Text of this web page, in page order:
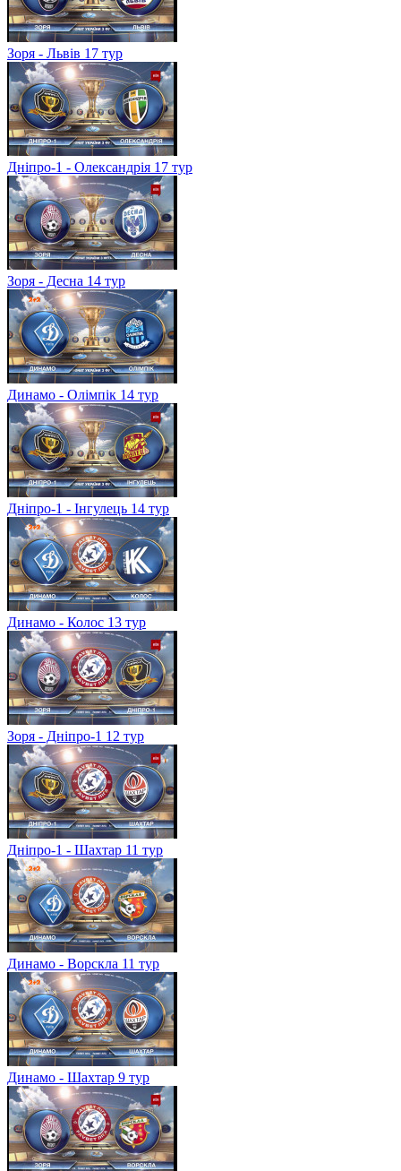
Зоря - Львів 17 тур
Дніпро-1 - Олександрія 17 тур
Зоря - Десна 14 тур
Динамо - Олімпік 14 тур
Дніпро-1 - Інгулець 14 тур
Динамо - Колос 13 тур
Зоря - Дніпро-1 12 тур
Дніпро-1 - Шахтар 11 тур
Динамо - Ворскла 11 тур
Динамо - Шахтар 9 тур